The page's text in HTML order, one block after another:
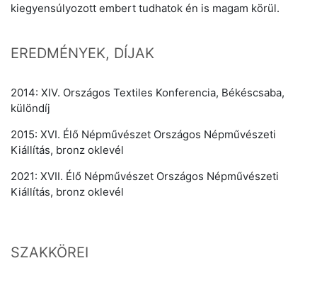
kiegyensúlyozott embert tudhatok én is magam körül.
EREDMÉNYEK, DÍJAK
2014: XIV. Országos Textiles Konferencia, Békéscsaba,
különdíj
2015: XVI. Élő Népművészet Országos Népművészeti
Kiállítás, bronz oklevél
2021: XVII. Élő Népművészet Országos Népművészeti
Kiállítás, bronz oklevél
SZAKKÖREI